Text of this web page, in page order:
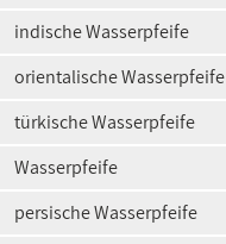
indische Wasserpfeife
orientalische Wasserpfeife
türkische Wasserpfeife
Wasserpfeife
persische Wasserpfeife